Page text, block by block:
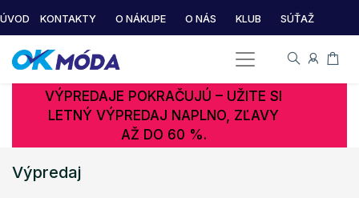
ÚVOD KONTAKTY O NÁKUPE O NÁS KLUB SÚŤAŽ
VÝPREDAJE POKRAČUJÚ – UŽITE SI
LETNÝ VÝPREDAJ NAPLNO, ZĽAVY
AŽ DO 60 %.
Výpredaj